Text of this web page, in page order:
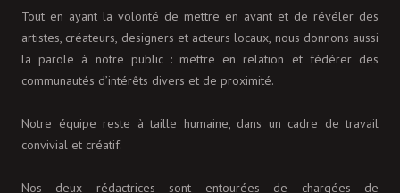
Tout en ayant la volonté de mettre en avant et de révéler des
artistes, créateurs, designers et acteurs locaux, nous donnons aussi
la parole à notre public : mettre en relation et fédérer des
communautés d’intérêts divers et de proximité.
Notre équipe reste à taille humaine, dans un cadre de travail
convivial et créatif.
Nos deux rédactrices sont entourées de chargées de